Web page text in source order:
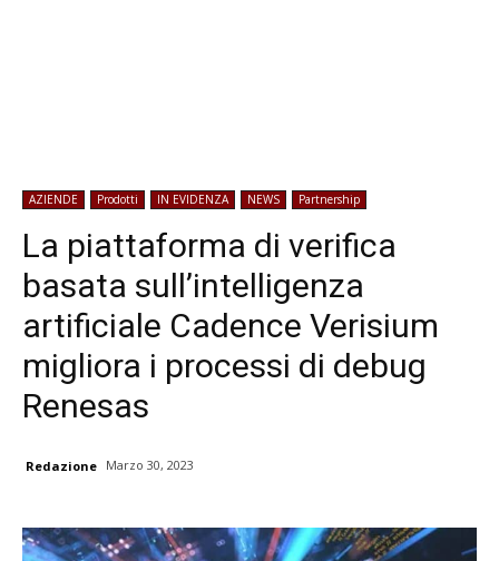
AZIENDE Prodotti IN EVIDENZA NEWS Partnership
La piattaforma di verifica
basata sull’intelligenza
artificiale Cadence Verisium
migliora i processi di debug
Renesas
Redazione Marzo 30, 2023